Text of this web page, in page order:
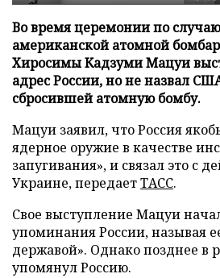
Во время церемонии по
американской атомной
Хиросимы Кадзуми Мацуи
адрес России, но не назвал
сбросившей атомную бомбу.
Мацуи заявил, что Россия
ядерное оружие в качестве
запугивания», и связал это с
Украине, передаетТАСС.
Свое выступление Мацуи
упоминания России, называя
державой». Однако позднее в
упомянул Россию.